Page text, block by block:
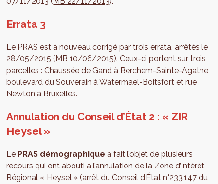
Errata 3
Le PRAS est à nouveau corrigé par trois errata, arrêtés le
28/05/2015 (MB 10/06/2015). Ceux-ci portent sur trois
parcelles : Chaussée de Gand à Berchem-Sainte-Agathe,
boulevard du Souverain à Watermael-Boitsfort et rue
Newton à Bruxelles.
Annulation du Conseil d’État 2 : « ZIR
Heysel »
Le PRAS démographique a fait l’objet de plusieurs
recours qui ont abouti à l’annulation de la Zone d’Intérêt
Régional « Heysel » (arrêt du Conseil d’État n°233.147 du